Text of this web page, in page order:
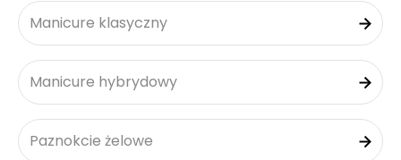
Manicure klasyczny
Manicure hybrydowy
Paznokcie żelowe